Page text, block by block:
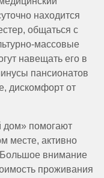
находится
общаться с
массовые
навещать его в
пансионатов
дискомфорт от
дом» помогают
месте, активно
внимание
проживания